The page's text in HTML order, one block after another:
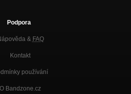
Podpora
& FAQ
Kontakt
používání
O Bandzone.cz